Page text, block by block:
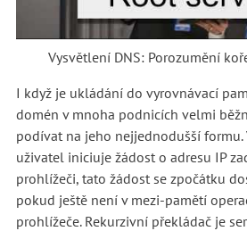
Vysvětlení DNS: Porozumění
I když je ukládání do vyrovnávací
domén v mnoha podnicích velmi
podívat na jeho nejjednodušší formu.
uživatel iniciuje žádost o adresu IP
prohlížeči, tato žádost se zpočátku
pokud ještě není v mezi-pamětí
prohlížeče. Rekurzivní překládač je